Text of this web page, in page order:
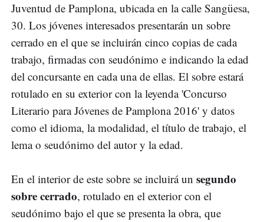
Juventud de Pamplona, ubicada en la calle Sangüesa,
30. Los jóvenes interesados presentarán un sobre
cerrado en el que se incluirán cinco copias de cada
trabajo, firmadas con seudónimo e indicando la edad
del concursante en cada una de ellas. El sobre estará
rotulado en su exterior con la leyenda 'Concurso
Literario para Jóvenes de Pamplona 2016' y datos
como el idioma, la modalidad, el título de trabajo, el
lema o seudónimo del autor y la edad.
En el interior de este sobre se incluirá un segundo
sobre cerrado, rotulado en el exterior con el
seudónimo bajo el que se presenta la obra, que